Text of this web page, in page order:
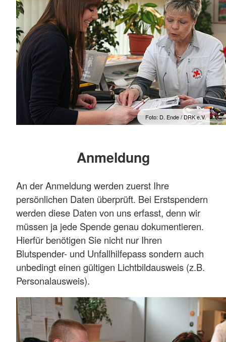
Foto: D. Ende / DRK e.V.
Anmeldung
An der Anmeldung werden zuerst Ihre
persönlichen Daten überprüft. Bei Erstspendern
werden diese Daten von uns erfasst, denn wir
müssen ja jede Spende genau dokumentieren.
Hierfür benötigen Sie nicht nur Ihren
Blutspender- und Unfallhilfepass sondern auch
unbedingt einen gültigen Lichtbildausweis (z.B.
Personalausweis).